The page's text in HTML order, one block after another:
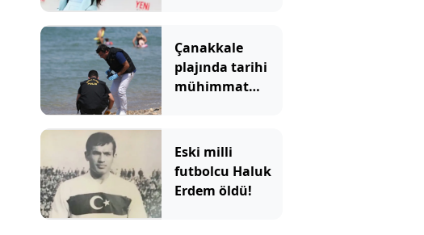
tutuklandı
Çanakkale
plajında tarihi
mühimmat
Eski milli
futbolcu Haluk
Erdem öldü!